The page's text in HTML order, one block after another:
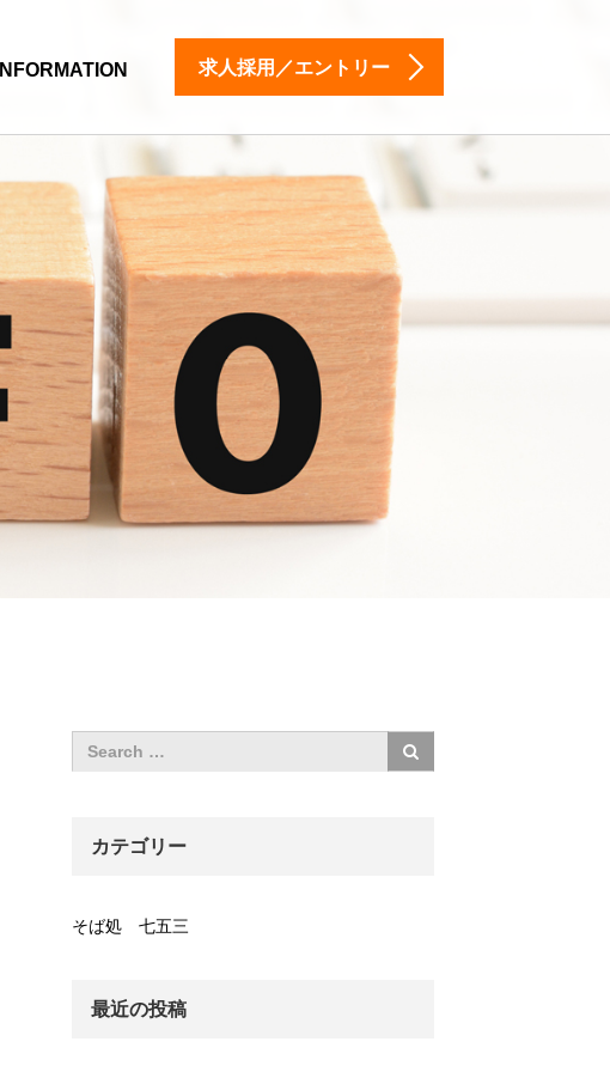
INFORMATION 求人採用／エントリー
カテゴリー
そば処 七五三
最近の投稿